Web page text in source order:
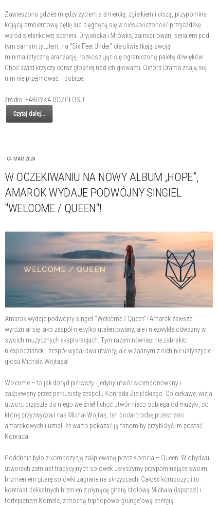
Zawieszona gdzieś między życiem a śmiercią, zgiełkiem i ciszą, przypomina
kojącą ambientową pętlę lub ciągnącą się w nieskończoność przejażdżkę
wśród sielankowej scenerii. Dryjańska i Mrówka, zainspirowani serialem pod
tym samym tytułem, na "Six Feet Under" cierpliwie tkają swoją
minimalistyczną aranżację, rozkoszując się ograniczoną paletą dźwięków.
Choć świat krzyczy coraz głośniej nad ich głowami, Oxford Drama zdają się
nim nie przejmować. I dobrze.
źródło: FABRYKA ROZGŁOSU
Czytaj dalej...
04 MAR 2024
W OCZEKIWANIU NA NOWY ALBUM „HOPE”,
AMAROK WYDAJE PODWÓJNY SINGIEL
"WELCOME / QUEEN"!
Amarok wydaje podwójny singiel "Welcome / Queen"! Amarok zawsze
wyróżniał się jako zespół nie tylko utalentowany, ale i niezwykle odważny w
swoich muzycznych eksploracjach. Tym razem również nie zabrakło
niespodzianek - zespół wydał dwa utwory, ale w żadnym z nich nie usłyszycie
głosu Michała Wojtasa!
Welcome – to jak dotąd pierwszy i jedyny utwór skomponowany i
zaśpiewany przez perkusistę zespołu Konrada Zielińskiego. Co ciekawe, wizja
utworu przyszła do niego we śnie! I choć utwór nieco odbiega od muzyki, do
której przyzwyczaił nas Michał Wojtas, ten dodał trochę przestrzeni
amarokowych i uznał, że warto pokazać ją fanom by przybliżyć im postać
Konrada.
Podobnie było z kompozycją zaśpiewaną przez Kornela – Queen. W obydwu
utworach zamiast tradycyjnych solówek usłyszymy przypominające swoim
brzmieniem gitarę solówki zagrane na skrzypcach! Całość kompozycji to
kontrast delikatnych brzmień z płynącą gitarą stołową Michała (lapsteel) i
fortepianem Kornela, z mocną triphopowo-grunge'ową energią.